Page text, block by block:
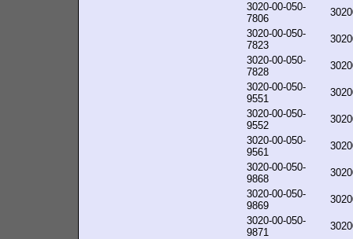
3020-00-050-
7806
3020-00-050-
7823
3020-00-050-
7828
3020-00-050-
9551
3020-00-050-
9552
3020-00-050-
9561
3020-00-050-
9868
3020-00-050-
9869
3020-00-050-
9871